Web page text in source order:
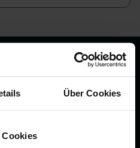
Über Cookies
Cookies
rund
&
lassen